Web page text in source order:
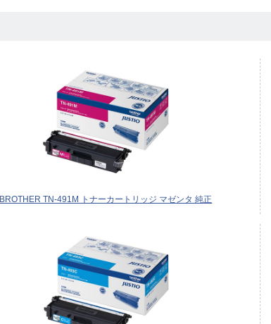
BROTHER TN-491M トナーカートリッジ マゼンタ 純正